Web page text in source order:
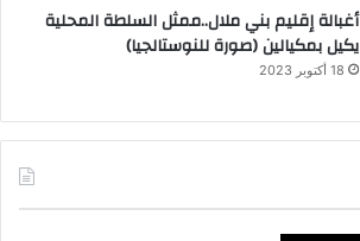
أغبالة إقليم بني ملال..ممثل السلطة المحلية
يكيل بمكيالين (صورة للنوستالجيا)
18 أكتوبر 2023